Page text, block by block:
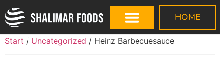
HOME
Start / Uncategorized / Heinz Barbecuesauce